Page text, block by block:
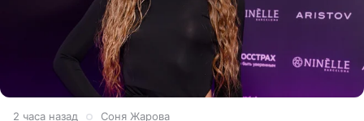
2 часа назад Соня Жарова